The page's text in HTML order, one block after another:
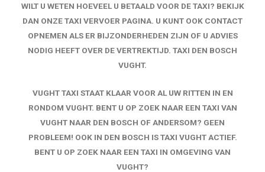
WILT U WETEN HOEVEEL U BETAALD VOOR DE TAXI? BEKIJK
DAN ONZE TAXI VERVOER PAGINA. U KUNT OOK CONTACT
OPNEMEN ALS ER BIJZONDERHEDEN ZIJN OF U ADVIES
NODIG HEEFT OVER DE VERTREKTIJD. TAXI DEN BOSCH
VUGHT.
VUGHT TAXI STAAT KLAAR VOOR AL UW RITTEN IN EN
RONDOM VUGHT. BENT U OP ZOEK NAAR EEN TAXI VAN
VUGHT NAAR DEN BOSCH OF ANDERSOM? GEEN
PROBLEEM! OOK IN DEN BOSCH IS TAXI VUGHT ACTIEF.
BENT U OP ZOEK NAAR EEN TAXI IN OMGEVING VAN
VUGHT?